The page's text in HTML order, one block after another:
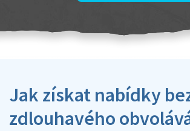
Jak získat nabídky
zdlouhavého